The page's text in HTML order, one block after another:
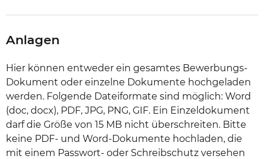
Anlagen
Hier können entweder ein gesamtes Bewerbungs-
Dokument oder einzelne Dokumente hochgeladen
werden. Folgende Dateiformate sind möglich: Word
(doc, docx), PDF, JPG, PNG, GIF. Ein Einzeldokument
darf die Größe von 15 MB nicht überschreiten. Bitte
keine PDF- und Word-Dokumente hochladen, die
mit einem Passwort- oder Schreibschutz versehen